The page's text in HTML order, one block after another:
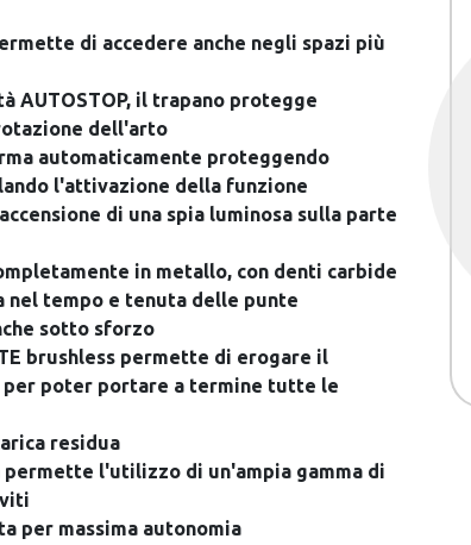
di accedere anche negli spazi più
AUTOSTOP, il trapano protegge
dell'arto
automaticamente proteggendo
l'attivazione della funzione
di una spia luminosa sulla parte
in metallo, con denti carbide
nel tempo e tenuta delle punte
sotto sforzo
brushless permette di erogare il
per poter portare a termine tutte le
residua
permette l'utilizzo di un'ampia gamma di
per massima autonomia